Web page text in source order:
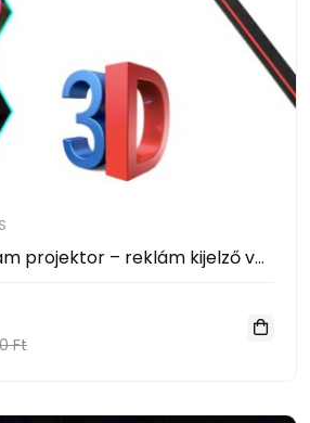
PD42 3D hologram projektor – reklám kijelző ventilátor, falra szerelhető, HD LED
Ft